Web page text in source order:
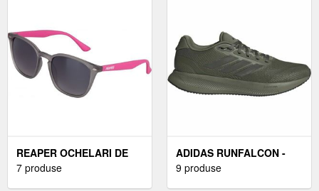
REAPER OCHELARI DE
SOARE OCHELARI DE
7 produse
ADIDAS RUNFALCON -
ÎNCĂLȚĂMINTE DE
9 produse